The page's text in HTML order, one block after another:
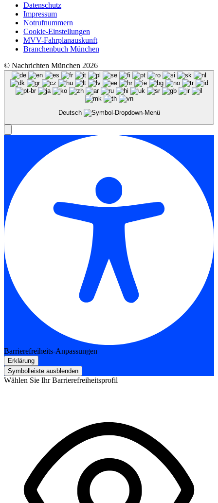
Datenschutz
Impressum
Notrufnummern
Cookie-Einstellungen
MVV-Fahrplanauskunft
Branchenbuch München
© Nachrichten München 2026
Deutsch
Barrierefreiheits-Anpassungen
Erklärung
Symbolleiste ausblenden
Wählen Sie Ihr Barrierefreiheitsprofil